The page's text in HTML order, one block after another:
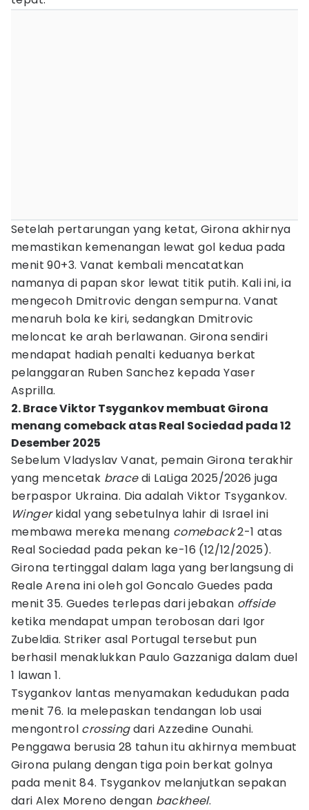
Setelah pertarungan yang ketat, Girona akhirnya
memastikan kemenangan lewat gol kedua pada
menit 90+3. Vanat kembali mencatatkan
namanya di papan skor lewat titik putih. Kali ini, ia
mengecoh Dmitrovic dengan sempurna. Vanat
menaruh bola ke kiri, sedangkan Dmitrovic
meloncat ke arah berlawanan. Girona sendiri
mendapat hadiah penalti keduanya berkat
pelanggaran Ruben Sanchez kepada Yaser
Asprilla.
2. Brace Viktor Tsygankov membuat Girona
menang comeback atas Real Sociedad pada 12
Desember 2025
Sebelum Vladyslav Vanat, pemain Girona terakhir
yang mencetak bracedi LaLiga 2025/2026 juga
berpaspor Ukraina. Dia adalah Viktor Tsygankov.
Wingerkidal yang sebetulnya lahir di Israel ini
membawa mereka menang comeback2-1 atas
Real Sociedad pada pekan ke-16 (12/12/2025).
Girona tertinggal dalam laga yang berlangsung di
Reale Arena ini oleh gol Goncalo Guedes pada
menit 35. Guedes terlepas dari jebakan offside
ketika mendapat umpan terobosan dari Igor
Zubeldia. Striker asal Portugal tersebut pun
berhasil menaklukkan Paulo Gazzaniga dalam duel
1 lawan 1.
Tsygankov lantas menyamakan kedudukan pada
menit 76. Ia melepaskan tendangan lob usai
mengontrol crossingdari Azzedine Ounahi.
Penggawa berusia 28 tahun itu akhirnya membuat
Girona pulang dengan tiga poin berkat golnya
pada menit 84. Tsygankov melanjutkan sepakan
dari Alex Moreno dengan backheel.